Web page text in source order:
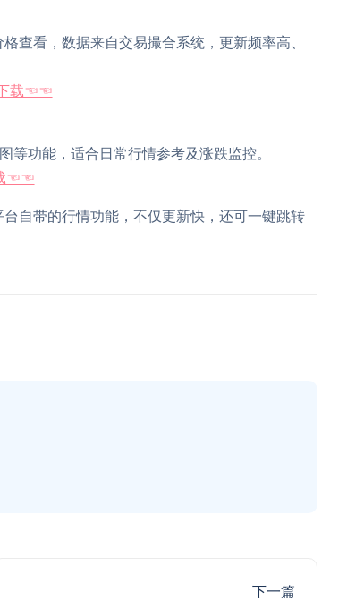
查看，数据来自交易撮合系统，更新频率高、
载☜☜
功能，适合日常行情参考及涨跌监控。
☜☜
自带的行情功能，不仅更新快，还可一键跳转
下一篇